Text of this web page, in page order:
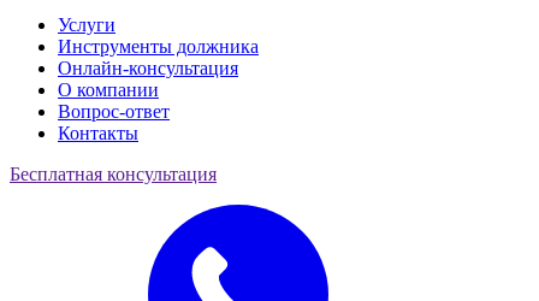
Услуги
Инструменты должника
Онлайн-консультация
О компании
Вопрос-ответ
Контакты
Бесплатная консультация